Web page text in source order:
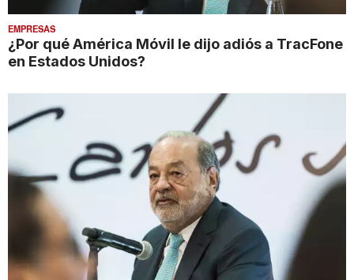
EMPRESAS
¿Por qué América Móvil le dijo adiós a TracFone
en Estados Unidos?